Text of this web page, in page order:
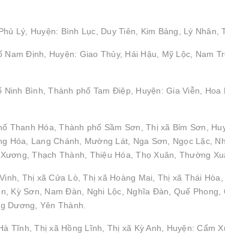
Lý, Huyện: Bình Lục, Duy Tiên, Kim Bảng, Lý Nhân,
Định, Huyện: Giao Thủy, Hải Hậu, Mỹ Lộc, Nam
Bình, Thành phố Tam Điệp, Huyện: Gia Viễn, Hoa
Thanh Hóa, Thành phố Sầm Sơn, Thị xã Bỉm Sơn,
Hóa, Lang Chánh, Mường Lát, Nga Sơn, Ngọc Lặc,
Thạch Thành, Thiệu Hóa, Thọ Xuân, Thường
Thị xã Cửa Lò, Thị xã Hoàng Mai, Thị xã Thái
Kỳ Sơn, Nam Đàn, Nghi Lộc, Nghĩa Đàn, Quế Phong,
Dương, Yên Thành.
Tĩnh, Thị xã Hồng Lĩnh, Thị xã Kỳ Anh, Huyện: Cẩm